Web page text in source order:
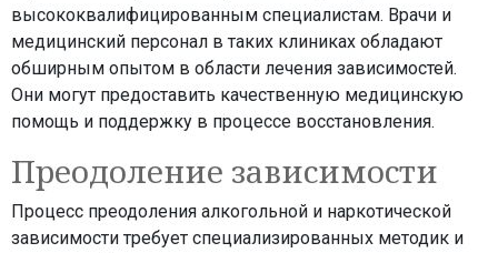
высококвалифицированным специалистам. Врачи и
медицинский персонал в таких клиниках обладают
обширным опытом в области лечения зависимостей.
Они могут предоставить качественную медицинскую
помощь и поддержку в процессе восстановления.
Преодоление зависимости
Процесс преодоления алкогольной и наркотической
зависимости требует специализированных методик и